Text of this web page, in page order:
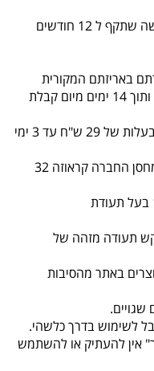
זיכוי - ניתן יהיה לקבל זיכוי בגובה הרכישה שתקף ל 12 חודשים
באריזתם המקורית
קבלת
החלפת שק המזון תעשה על ידי שליח בעלות של 29 ש"ח עד 3 ימי
או בהגעה עצמית של הלקוח לכתובת מחסן החברה קראוזה 32
תעודה מזהה של
באתר מהסיבות
שגויים.
לשימוש בדרך כלשהי.
אין להעתיק או להשתמש